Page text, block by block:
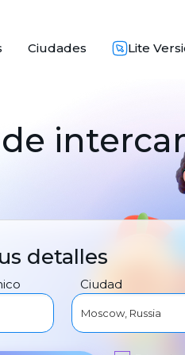
Ciudades Lite
detalles
Ciudad